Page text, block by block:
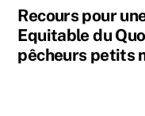
Recours pour
Equitable du
pêcheurs petits